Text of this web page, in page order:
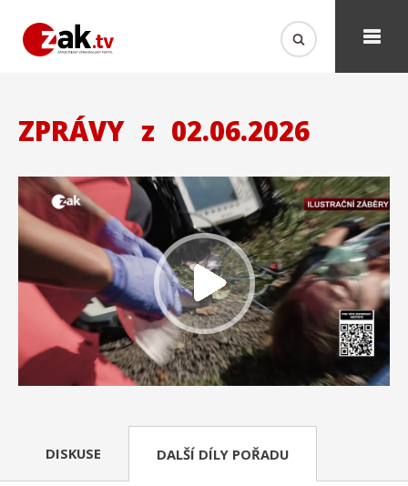
ZPRÁVY z 02.06.2026
DISKUSE DALŠÍ DÍLY POŘADU